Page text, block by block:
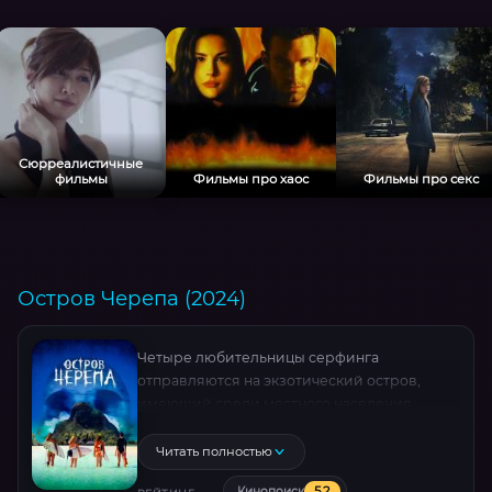
Сюрреалистичные
фильмы
Фильмы про хаос Фильмы про секс
Остров Черепа (2024)
Четыре любительницы серфинга
отправляются на экзотический остров,
проживает древнее племя, почитающее
бога смерти. Любой, кто свернет не туда,
Читать полностью